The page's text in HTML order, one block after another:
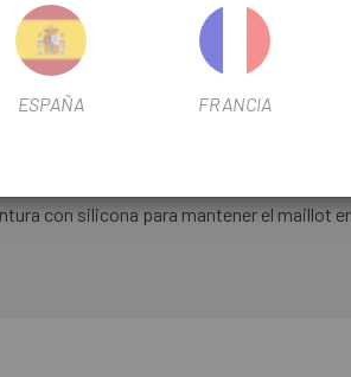
recto para mayor comodidad
con cuarto bolsillo de seguridad dotado
YKK® Vislon® con tirador fácil de usar
con silicona para mantener el maillot
ESPAÑA FRANCIA